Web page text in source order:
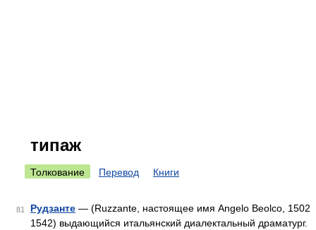
типаж
Толкование Перевод Книги
81 Рудзанте — (Ruzzante, настоящее имя Angelo Beolco, 1502
1542) выдающийся итальянский диалектальный драматург.